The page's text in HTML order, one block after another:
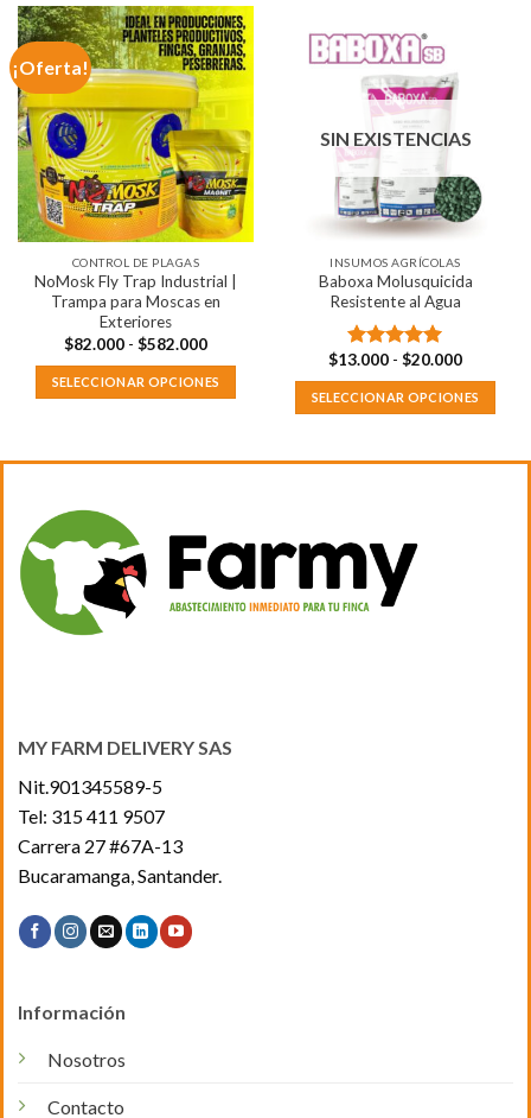
tiene
múltiples
variantes.
opciones
se
pueden
elegir
en
la
página
de
producto
¡Oferta!
CONTROL DE PLAGAS
NoMosk Fly Trap Industrial |
Trampa para Moscas en
Exteriores
$82.000 - $582.000Rango
precios:
desde
$82.000
SELECCIONAR OPCIONES
tiene
Las
opciones
se
pueden
producto
SIN EXISTENCIAS
INSUMOS AGRÍCOLAS
Baboxa Molusquicida
Resistente al Agua
Valorado
con5.00
de 5
$13.000 - $20.000Rango
precios:
desde
$13.000
SELECCIONAR OPCIONES
Las
opciones
se
MY FARM DELIVERY SAS
Nit.901345589-5
Tel: 315 411 9507
Carrera 27 #67A-13
Bucaramanga, Santander.
Información
Nosotros
Contacto